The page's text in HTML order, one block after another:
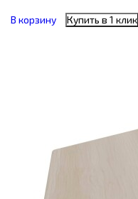
В корзину Купить в 1 клик